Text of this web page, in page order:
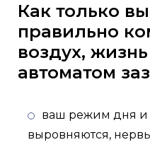
Как только
правильно
воздух,
автоматом
ваш режим дня и
выровняются,